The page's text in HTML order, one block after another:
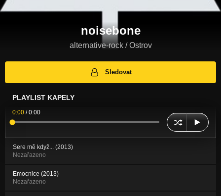
noisebone
alternative-rock / Ostrov
Sledovat
PLAYLIST KAPELY
0:00 /0:00
Sere mě když... (2013)
Nezařazeno
Emocnice (2013)
Nezařazeno